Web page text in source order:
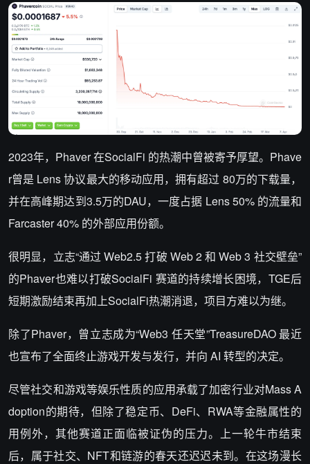
2023年，Phaver 在SocialFi 的热潮中曾被寄予厚望。Phave
r曾是 Lens 协议最大的移动应用，拥有超过 80万的下载量，
并在高峰期达到3.5万的DAU，一度占据 Lens 50% 的流量和
Farcaster 40% 的外部应用份额。
很明显，立志“通过 Web2.5 打破 Web 2 和 Web 3 社交壁垒”
的Phaver也难以打破SocialFi 赛道的持续增长困境，TGE后
短期激励结束再加上SocialFi热潮消退，项目方难以为继。
除了Phaver，曾立志成为“Web3 任天堂”TreasureDAO 最近
也宣布了全面终止游戏开发与发行，并向 AI 转型的决定。
尽管社交和游戏等娱乐性质的应用承载了加密行业对Mass A
doption的期待，但除了稳定币、DeFi、RWA等金融属性的
用例外，其他赛道正面临被证伪的压力。上一轮牛市结束
后，属于社交、NFT和链游的春天还迟迟未到。在这场漫长